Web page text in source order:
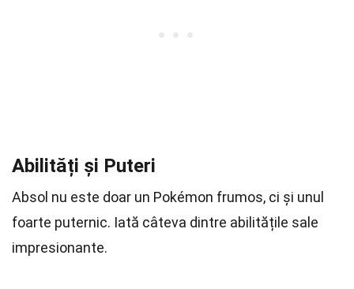
Abilități și Puteri
Absol nu este doar un Pokémon frumos, ci și unul
foarte puternic. Iată câteva dintre abilitățile sale
impresionante.